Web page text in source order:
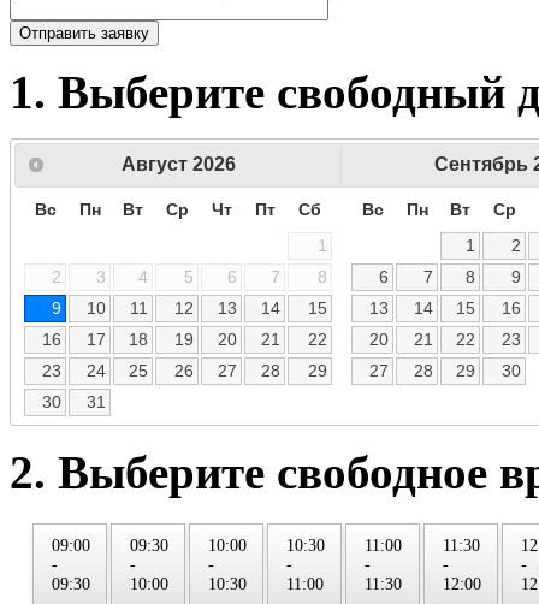
1. Выберите свободный
Август 2026
Вс Пн Вт Ср Чт Пт
Сб
1
2
3 4 5 6 7
8
9
10 11 12 13 14
15
16
17 18 19 20 21
22
23
24 25 26 27 28
29
30
31
Сентябрь
Вс Пн Вт Ср
1
2
6
7 8
9
13
14 15
16
20
21 22
23
27
28 29 30
2. Выберите свободное
09:00
-
09:30
09:30
-
10:00
10:00
-
10:30
10:30
-
11:00
11:00
-
11:30
11:30
-
12:00
-